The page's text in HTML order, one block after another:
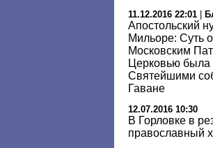
11.12.2016 22:01 |
Апостольский
Мильоре: Суть
Московским
Церковью
Святейшими
Гаване
12.07.2016 10:30
В Горловке в
православный